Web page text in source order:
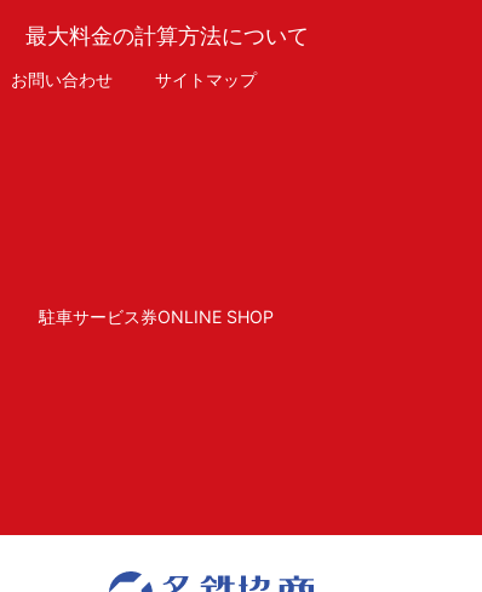
最大料金の計算方法について
お問い合わせ サイトマップ
駐車サービス券ONLINE SHOP